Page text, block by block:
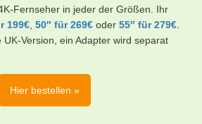
Fernseher in jeder der Größen. Ihr
199€ 50″ für 269€ oder 55″ für 279€
UK-Version, ein Adapter wird separat
Hier bestellen »